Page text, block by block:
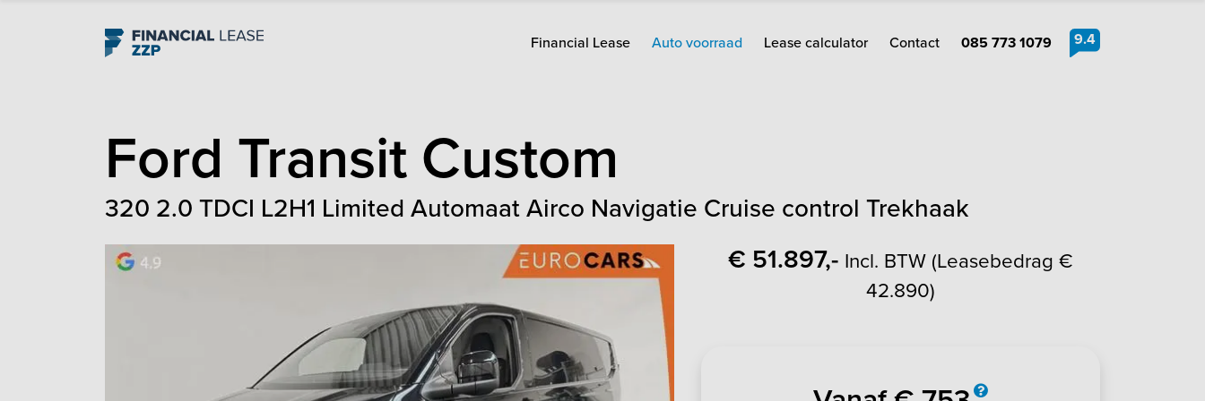
Navigation 9.4
Financial Lease Auto voorraad Lease calculator Contact 085 773 1079
Ford Transit Custom
320 2.0 TDCI L2H1 Limited Automaat Airco Navigatie Cruise control Trekhaak
€ 51.897,- Incl. BTW (Leasebedrag €
42.890)